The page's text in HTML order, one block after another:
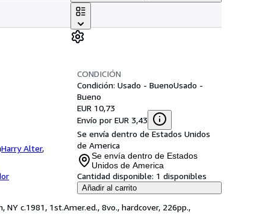
Harry Alter,
CONDICIÓN
Condición: Usado - BuenoUsado -
Bueno
EUR 10,73
Envío por EUR 3,43
Se envía dentro de Estados Unidos
de America
Se envía dentro de Estados
Unidos de America
Cantidad disponible: 1 disponibles
Añadir al carrito
c.1981, 1st.Amer.ed., 8vo., hardcover, 226pp.,